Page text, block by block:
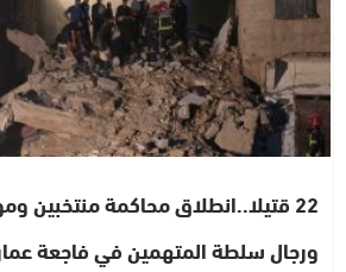
22 قتيلا..انطلاق محاكمة
ورجال سلطة المتهمين في فاجعة